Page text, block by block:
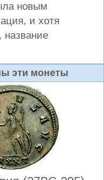
новым
и хотя
название
эти монеты